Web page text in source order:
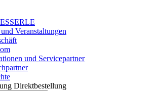
Veranstaltungen
und Servicepartner
Direktbestellung